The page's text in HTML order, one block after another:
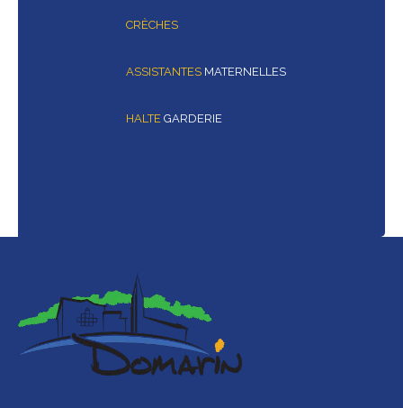
CRÈCHES
ASSISTANTES MATERNELLES
HALTE GARDERIE